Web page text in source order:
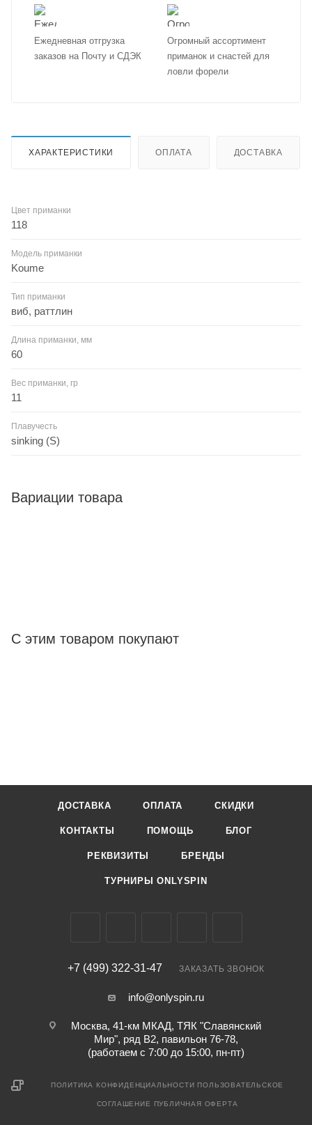
Ежедневная отгрузка
заказов на Почту и СДЭК
Огромный ассортимент
приманок и снастей для
ловли форели
ХАРАКТЕРИСТИКИ ОПЛАТА ДОСТАВКА
Цвет приманки
118
Модель приманки
Koume
Тип приманки
виб, раттлин
Длина приманки, мм
60
Вес приманки, гр
11
Плавучесть
sinking (S)
Вариации товара
С этим товаром покупают
ДОСТАВКА ОПЛАТА СКИДКИ
КОНТАКТЫ ПОМОЩЬ БЛОГ
РЕКВИЗИТЫ БРЕНДЫ
ТУРНИРЫ ONLYSPIN
+7 (499) 322-31-47 ЗАКАЗАТЬ ЗВОНОК
info@onlyspin.ru
Москва, 41-км МКАД, ТЯК "Славянский
Мир", ряд В2, павильон 76-78,
(работаем с 7:00 до 15:00, пн-пт)
ПОЛИТИКА КОНФИДЕНЦИАЛЬНОСТИ ПОЛЬЗОВАТЕЛЬСКОЕ
СОГЛАШЕНИЕ ПУБЛИЧНАЯ ОФЕРТА